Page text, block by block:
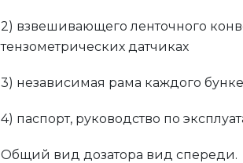
2) взвешивающего ленточного
тензометрических датчиках
3) независимая рама каждого
4) паспорт, руководство по
Общий вид дозатора вид спереди.